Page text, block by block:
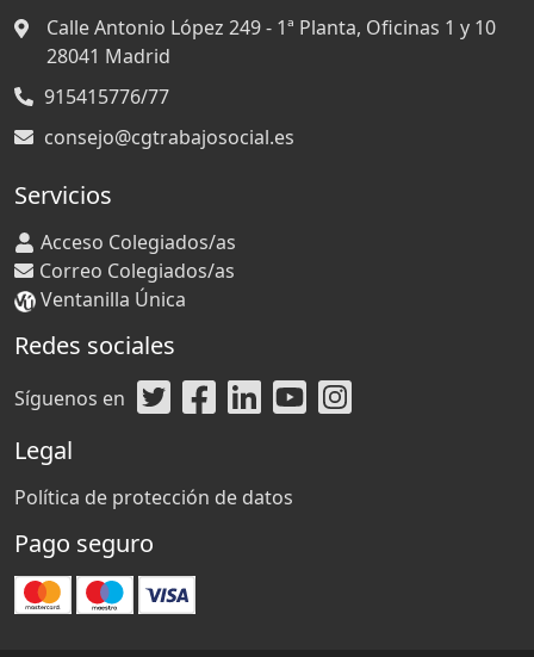
Calle Antonio López 249 - 1ª Planta, Oficinas 1 y 10
28041 Madrid
915415776/77
consejo@cgtrabajosocial.es
Servicios
Acceso Colegiados/as
Correo Colegiados/as
Ventanilla Única
Redes sociales
Síguenos en
Legal
Política de protección de datos
Pago seguro